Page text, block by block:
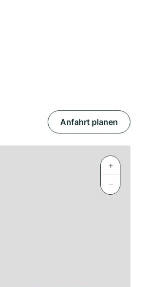
Anfahrt planen
+
−